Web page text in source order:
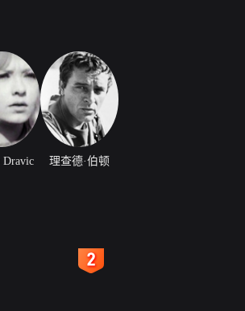
Dravic 理查德·伯顿